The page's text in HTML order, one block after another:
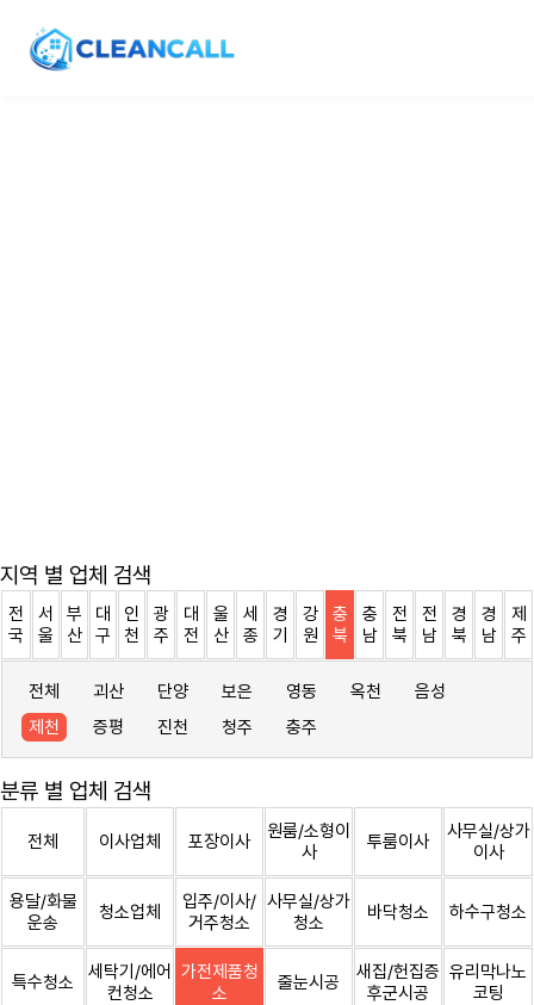
지역 별 업체 검색
전
국
서
울
부
산
대
구
인
천
광
주
대
전
울
산
세
종
경
기
강
원
충
북
충
남
전
북
전
남
경
북
경
남
제
주
전체 괴산 단양 보은 영동 옥천
음성
제천
증평 진천 청주 충주
분류 별 업체 검색
전체 이사업체 포장이사
원룸/소형이
사
투룸이사
사무실/상가
이사
용달/화물
운송
청소업체
입주/이사/
거주청소
사무실/상가
청소
바닥청소 하수구청소
특수청소
세탁기/에어
컨청소
가전제품청
소
줄눈시공
새집/헌집증
후군시공
유리막나노
코팅